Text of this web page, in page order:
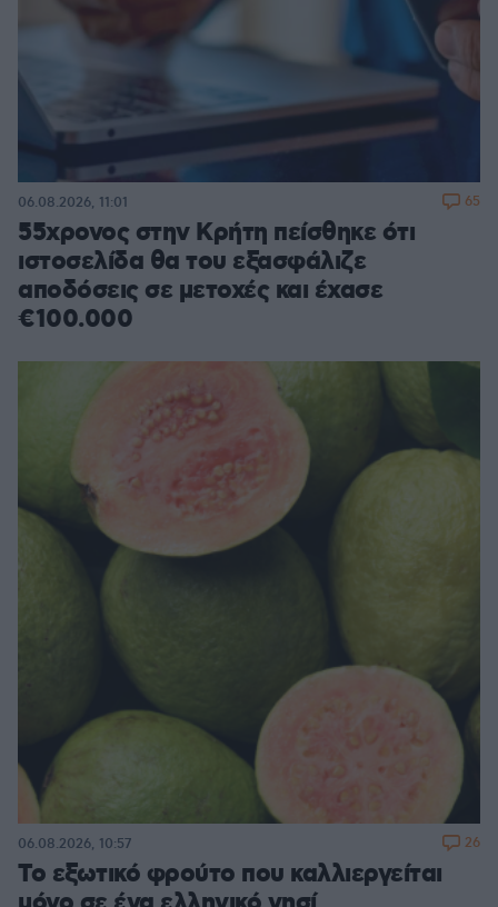
55χρονος στην Κρήτη πείσθηκε ότι
ιστοσελίδα θα του εξασφάλιζε
αποδόσεις σε μετοχές και έχασε
€100.000
06.08.2026, 11:01 65
Το εξωτικό φρούτο που καλλιεργείται
06.08.2026, 10:57 26